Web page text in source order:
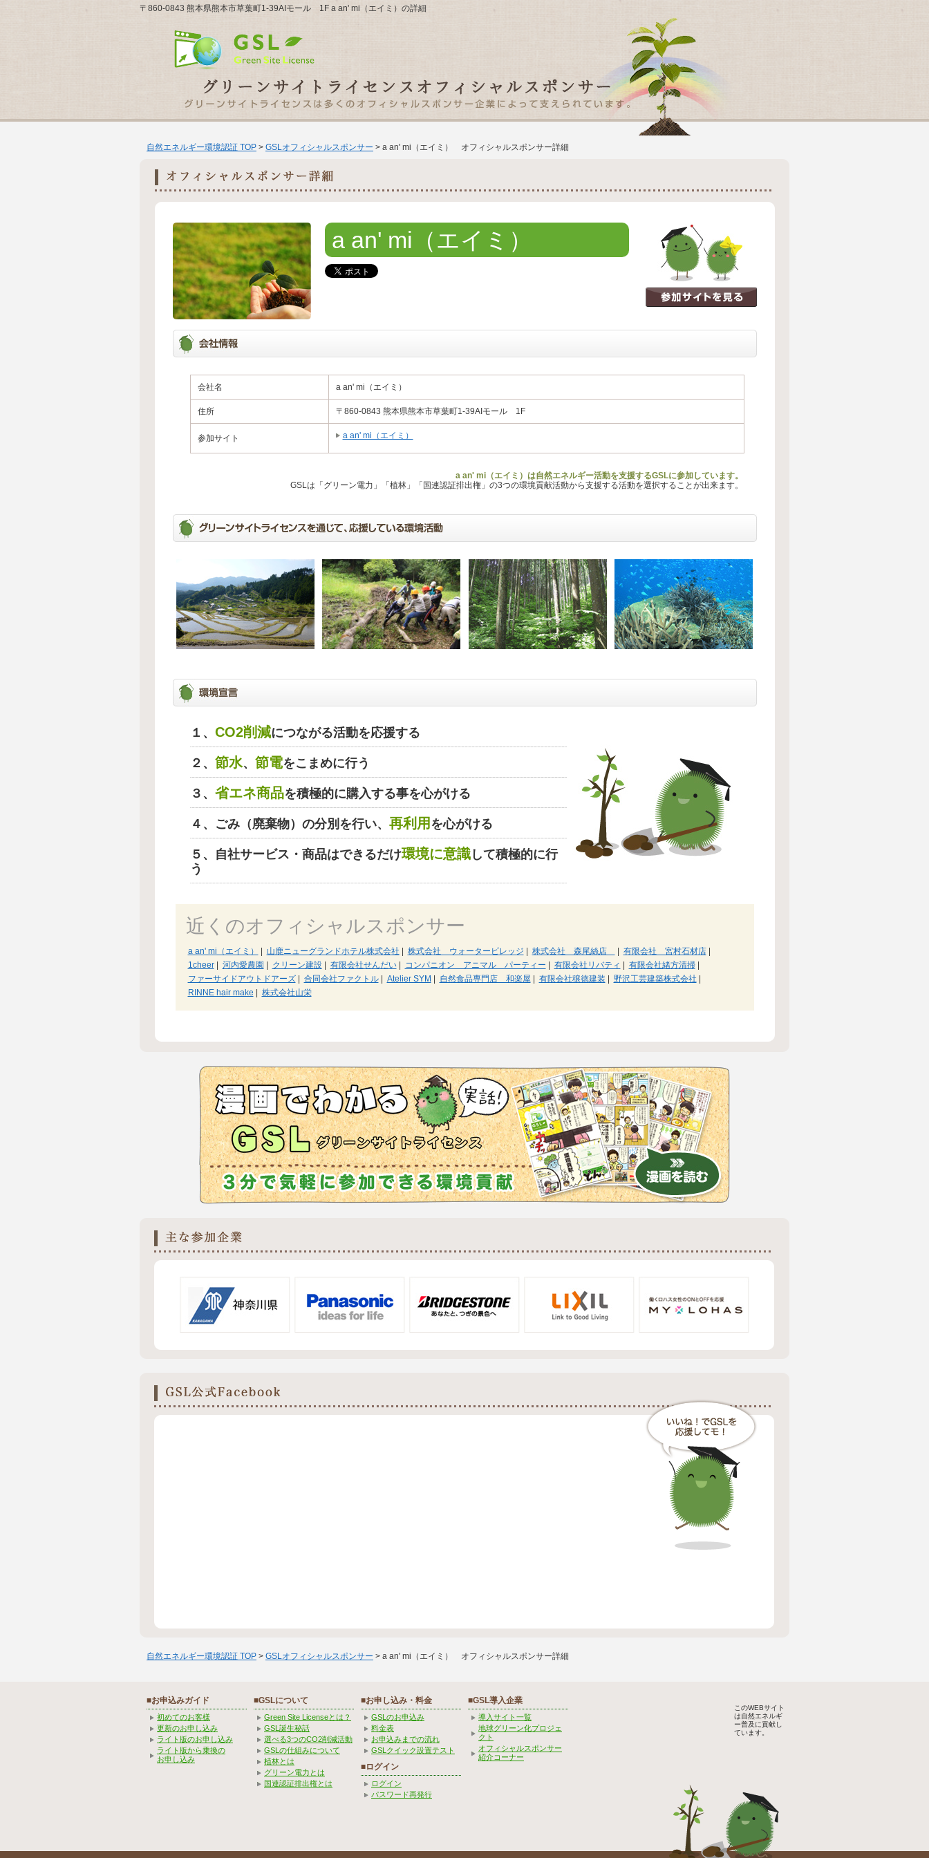
〒860-0843 熊本県熊本市草葉町1-39AIモール 1F a an' mi（エイミ）の詳細
自然エネルギー環境認証 TOP > GSLオフィシャルスポンサー > a an' mi（エイミ） オフィシャルスポンサー詳細
a an' mi（エイミ）
会社名 a an' mi（エイミ）
住所 〒860-0843 熊本県熊本市草葉町1-39AIモール 1F
参加サイト a an' mi（エイミ）
a an' mi（エイミ）は自然エネルギー活動を支援するGSLに参加しています。
GSLは「グリーン電力」「植林」「国連認証排出権」の3つの環境貢献活動から支援する活動を選択することが出来ます。
１、 CO2削減につながる活動を応援する
２、 節水、 節電をこまめに行う
３、 省エネ商品を積極的に購入する事を心がける
４、ごみ（廃棄物）の分別を行い、 再利用 を心がける
５、自社サービス・商品はできるだけ環境に意識して積極的に行
う
近くのオフィシャルスポンサー
a an' mi（エイミ） 山鹿ニューグランドホテル株式会社 株式会社 ウォータービレッジ 株式会社 森尾絲店 有限会社 宮村石材店|
1cheer| 河内愛農園 クリーン建設| 有限会社せんだい| コンパニオン アニマル パーティー 有限会社リバティ 有限会社緒方清掃|
ファーサイドアウトドアーズ| 合同会社ファクトル| Atelier SYM 自然食品専門店 和楽屋 有限会社穣徳建装 野沢工芸建築株式会社
RINNE hair make
株式会社山栄
自然エネルギー環境認証 TOP > GSLオフィシャルスポンサー > a an' mi（エイミ） オフィシャルスポンサー詳細
■お申込みガイド
初めてのお客様
更新のお申し込み
ライト版のお申し込み
ライト版から乗換の
お申し込み
■GSLについて
Green Site Licenseとは？
GSL誕生秘話
選べる3つのCO2削減活動
GSLの仕組みについて
植林とは
グリーン電力とは
国連認証排出権とは
■お申し込み・料金
GSLのお申込み
料金表
お申込みまでの流れ
GSLクイック設置テスト
■ログイン
ログイン
パスワード再発行
■GSL導入企業
導入サイト一覧
地球グリーン化プロジェ
クト
オフィシャルスポンサー
紹介コーナー
このWEBサイト
は自然エネルギ
ー普及に貢献し
ています。